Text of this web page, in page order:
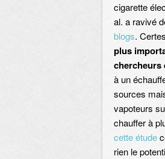
cigarette
al. a ravivé
blogs.
plus
chercheurs
à un
sources
vapoteurs
chauffer à
cette étude
rien le